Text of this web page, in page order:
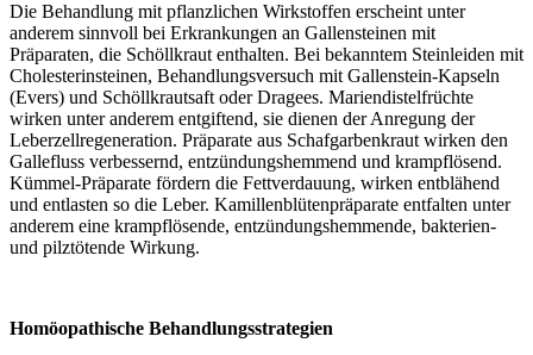
Die Behandlung mit pflanzlichen Wirkstoffen erscheint unter
anderem sinnvoll bei Erkrankungen an Gallensteinen mit
Präparaten, die Schöllkraut enthalten. Bei bekanntem Steinleiden mit
Cholesterinsteinen, Behandlungsversuch mit Gallenstein-Kapseln
(Evers) und Schöllkrautsaft oder Dragees. Mariendistelfrüchte
wirken unter anderem entgiftend, sie dienen der Anregung der
Leberzellregeneration. Präparate aus Schafgarbenkraut wirken den
Gallefluss verbessernd, entzündungshemmend und krampflösend.
Kümmel-Präparate fördern die Fettverdauung, wirken entblähend
und entlasten so die Leber. Kamillenblütenpräparate entfalten unter
anderem eine krampflösende, entzündungshemmende, bakterien-
und pilztötende Wirkung.
Homöopathische Behandlungsstrategien